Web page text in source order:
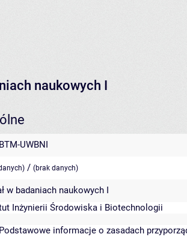
naukowych I
UWBNI
/ (brak danych)
w badaniach naukowych I
Inżynierii Środowiska i Biotechnologii
Podstawowe informacje o zasadach